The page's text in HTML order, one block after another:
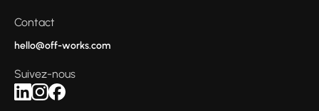
Contact
hello@off-works.com
Suivez-nous